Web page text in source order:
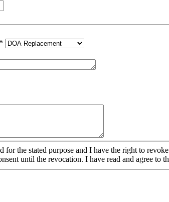
*
for the stated purpose and I have the right to
until the revocation. I have read and agree to